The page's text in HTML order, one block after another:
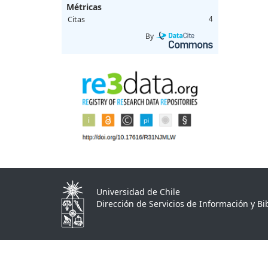
Métricas
Citas 4
By
Universidad de Chile
Dirección de Servicios de Información y